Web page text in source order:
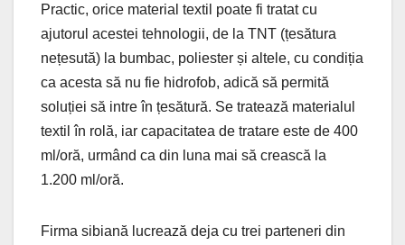
Practic, orice material textil poate fi tratat cu
ajutorul acestei tehnologii, de la TNT (țesătura
nețesută) la bumbac, poliester și altele, cu condiția
ca acesta să nu fie hidrofob, adică să permită
soluției să intre în țesătură. Se tratează materialul
textil în rolă, iar capacitatea de tratare este de 400
ml/oră, urmând ca din luna mai să crească la
1.200 ml/oră.
Firma sibiană lucrează deja cu trei parteneri din